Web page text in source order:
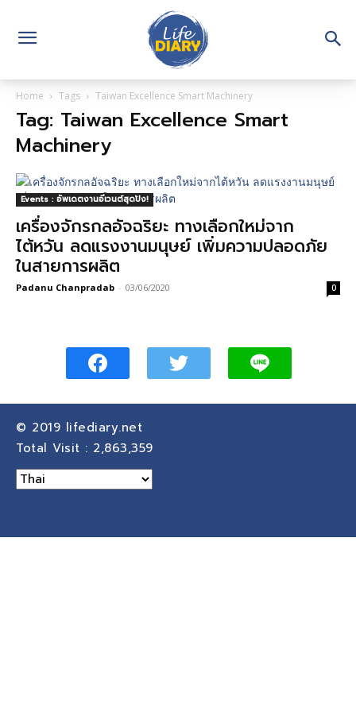
Home Tags Taiwan Excellence Smart Machinery
Tag: Taiwan Excellence Smart
Machinery
Events : อัพเดตงานอีเวนต์สุดปัง!
เครื่องจักรกลอัจฉริยะ ทางเลือกใหม่จาก
ไต้หวัน ลดแรงงานมนุษย์ เพิ่มความปลอดภัย
ในสายการผลิต
Padanu Chanpradab - 03/06/2020 0
© 2019 lifediary.net
Total Visit : 2,863,359